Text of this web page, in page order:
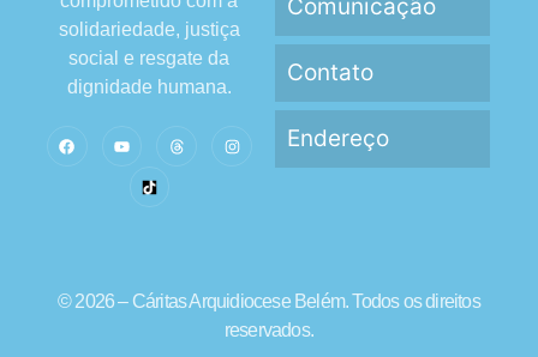
solidariedade, justiça
social e resgate da
dignidade humana.
Comunicação
Contato
Endereço
© 2026 – Cáritas Arquidiocese Belém. Todos os direitos
reservados.